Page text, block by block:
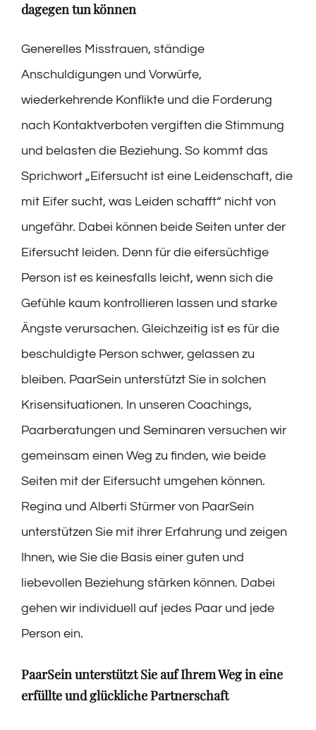
dagegen tun können
Generelles Misstrauen, ständige
Anschuldigungen und Vorwürfe,
wiederkehrende Konflikte und die Forderung
nach Kontaktverboten vergiften die Stimmung
und belasten die Beziehung. So kommt das
Sprichwort „Eifersucht ist eine Leidenschaft, die
mit Eifer sucht, was Leiden schafft“ nicht von
ungefähr. Dabei können beide Seiten unter der
Eifersucht leiden. Denn für die eifersüchtige
Person ist es keinesfalls leicht, wenn sich die
Gefühle kaum kontrollieren lassen und starke
Ängste verursachen. Gleichzeitig ist es für die
beschuldigte Person schwer, gelassen zu
bleiben. PaarSein unterstützt Sie in solchen
Krisensituationen. In unseren Coachings,
Paarberatungen und Seminaren versuchen wir
gemeinsam einen Weg zu finden, wie beide
Seiten mit der Eifersucht umgehen können.
Regina und Alberti Stürmer von PaarSein
unterstützen Sie mit ihrer Erfahrung und zeigen
Ihnen, wie Sie die Basis einer guten und
liebevollen Beziehung stärken können. Dabei
gehen wir individuell auf jedes Paar und jede
Person ein.
PaarSein unterstützt Sie auf Ihrem Weg in eine
erfüllte und glückliche Partnerschaft